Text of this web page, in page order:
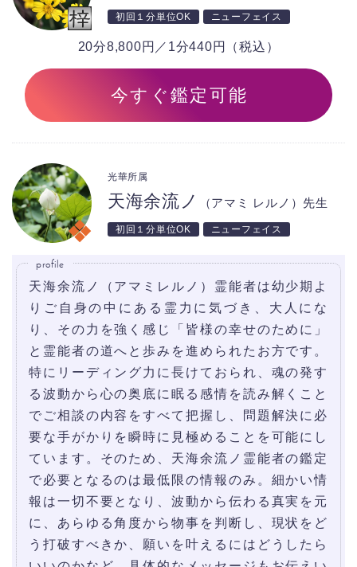
初回１分単位OK ニューフェイス
20分8,800円／1分440円（税込）
今すぐ鑑定可能
天海余流ノ （アマミ レルノ）先生
光華所属
初回１分単位OK ニューフェイス
profile
天海余流ノ（アマミレルノ）霊能者は幼少期よ
りご自身の中にある霊力に気づき、大人にな
り、その力を強く感じ「皆様の幸せのために」
と霊能者の道へと歩みを進められたお方です。
特にリーディング力に長けておられ、魂の発す
る波動から心の奥底に眠る感情を読み解くこと
でご相談の内容をすべて把握し、問題解決に必
要な手がかりを瞬時に見極めることを可能にし
ています。そのため、天海余流ノ霊能者の鑑定
で必要となるのは最低限の情報のみ。細かい情
報は一切不要となり、波動から伝わる真実を元
に、あらゆる角度から物事を判断し、現状をど
う打破すべきか、願いを叶えるにはどうしたら